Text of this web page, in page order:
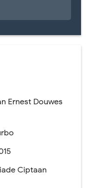
Ernest Douwes
Ciptaan